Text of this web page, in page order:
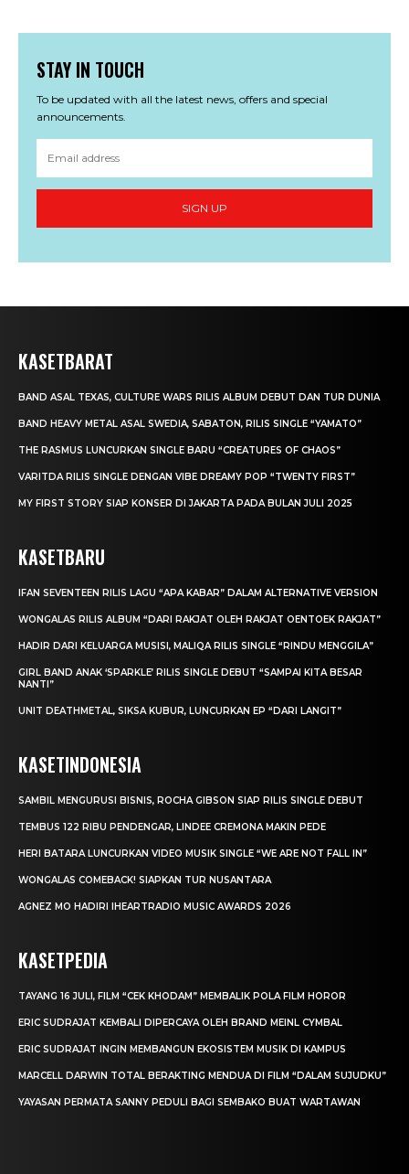
STAY IN TOUCH
To be updated with all the latest news, offers and special
announcements.
SIGN UP
KASETBARAT
BAND ASAL TEXAS, CULTURE WARS RILIS ALBUM DEBUT DAN TUR DUNIA
BAND HEAVY METAL ASAL SWEDIA, SABATON, RILIS SINGLE “YAMATO”
THE RASMUS LUNCURKAN SINGLE BARU “CREATURES OF CHAOS”
VARITDA RILIS SINGLE DENGAN VIBE DREAMY POP “TWENTY FIRST”
MY FIRST STORY SIAP KONSER DI JAKARTA PADA BULAN JULI 2025
KASETBARU
IFAN SEVENTEEN RILIS LAGU “APA KABAR” DALAM ALTERNATIVE VERSION
WONGALAS RILIS ALBUM “DARI RAKJAT OLEH RAKJAT OENTOEK RAKJAT”
HADIR DARI KELUARGA MUSISI, MALIQA RILIS SINGLE “RINDU MENGGILA”
GIRL BAND ANAK ‘SPARKLE’ RILIS SINGLE DEBUT “SAMPAI KITA BESAR
NANTI”
UNIT DEATHMETAL, SIKSA KUBUR, LUNCURKAN EP “DARI LANGIT”
KASETINDONESIA
SAMBIL MENGURUSI BISNIS, ROCHA GIBSON SIAP RILIS SINGLE DEBUT
TEMBUS 122 RIBU PENDENGAR, LINDEE CREMONA MAKIN PEDE
HERI BATARA LUNCURKAN VIDEO MUSIK SINGLE “WE ARE NOT FALL IN”
WONGALAS COMEBACK! SIAPKAN TUR NUSANTARA
AGNEZ MO HADIRI IHEARTRADIO MUSIC AWARDS 2026
KASETPEDIA
TAYANG 16 JULI, FILM “CEK KHODAM” MEMBALIK POLA FILM HOROR
ERIC SUDRAJAT KEMBALI DIPERCAYA OLEH BRAND MEINL CYMBAL
ERIC SUDRAJAT INGIN MEMBANGUN EKOSISTEM MUSIK DI KAMPUS
MARCELL DARWIN TOTAL BERAKTING MENDUA DI FILM “DALAM SUJUDKU”
YAYASAN PERMATA SANNY PEDULI BAGI SEMBAKO BUAT WARTAWAN